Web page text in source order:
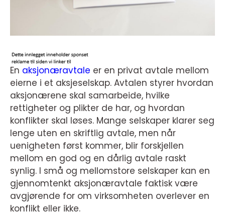
En aksjonæravtale er en privat avtale mellom
eierne i et aksjeselskap. Avtalen styrer hvordan
aksjonærene skal samarbeide, hvilke
rettigheter og plikter de har, og hvordan
konflikter skal løses. Mange selskaper klarer seg
lenge uten en skriftlig avtale, men når
uenigheten først kommer, blir forskjellen
mellom en god og en dårlig avtale raskt
synlig. I små og mellomstore selskaper kan en
gjennomtenkt aksjonæravtale faktisk være
avgjørende for om virksomheten overlever en
konflikt eller ikke.